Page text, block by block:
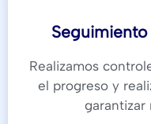
Realizamos
el progreso y
garantizar